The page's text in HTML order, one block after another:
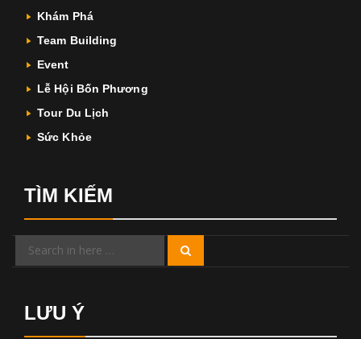
Khám Phá
Team Building
Event
Lễ Hội Bốn Phương
Tour Du Lịch
Sức Khỏe
TÌM KIẾM
Search
LƯU Ý